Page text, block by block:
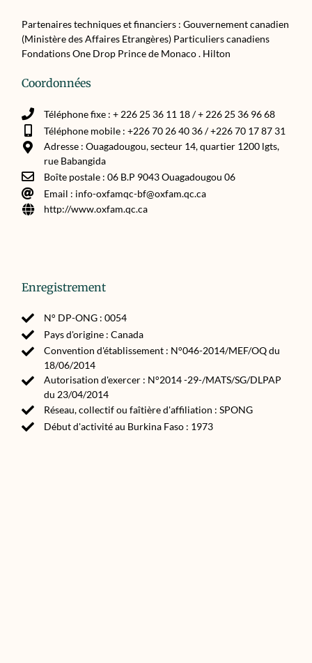
Partenaires techniques et financiers : Gouvernement canadien
(Ministère des Affaires Etrangères) Particuliers canadiens
Fondations One Drop Prince de Monaco . Hilton
Coordonnées
Téléphone fixe : + 226 25 36 11 18 / + 226 25 36 96 68
Téléphone mobile : +226 70 26 40 36 / +226 70 17 87 31
Adresse : Ouagadougou, secteur 14, quartier 1200 lgts,
rue Babangida
Boîte postale : 06 B.P 9043 Ouagadougou 06
Email : info-oxfamqc-bf@oxfam.qc.ca
http://www.oxfam.qc.ca
Enregistrement
N° DP-ONG : 0054
Pays d'origine : Canada
Convention d'établissement : N°046-2014/MEF/OQ du
18/06/2014
Autorisation d'exercer : N°2014 -29-/MATS/SG/DLPAP
du 23/04/2014
Réseau, collectif ou faîtière d'affiliation : SPONG
Début d'activité au Burkina Faso : 1973